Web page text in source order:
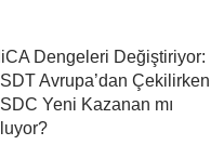
Dengeleri Değiştiriyor:
Avrupa’dan Çekilirken
Yeni Kazanan mı